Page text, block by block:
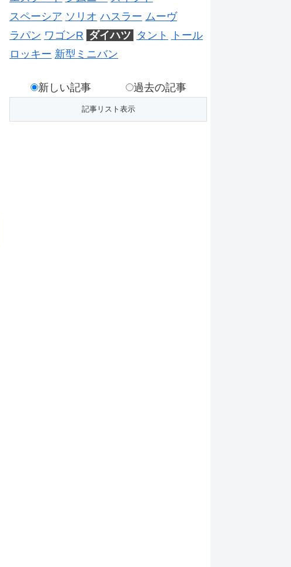
スペーシア ソリオ ハスラー ムーヴ
ラパン ワゴンR ダイハツ タント
トール
ロッキー 新型ミニバン
新しい記事 過去の記事